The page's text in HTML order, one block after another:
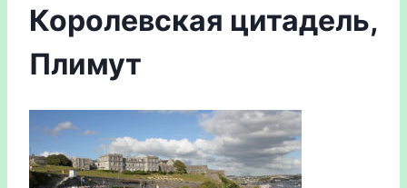
Королевская цитадель,
Плимут